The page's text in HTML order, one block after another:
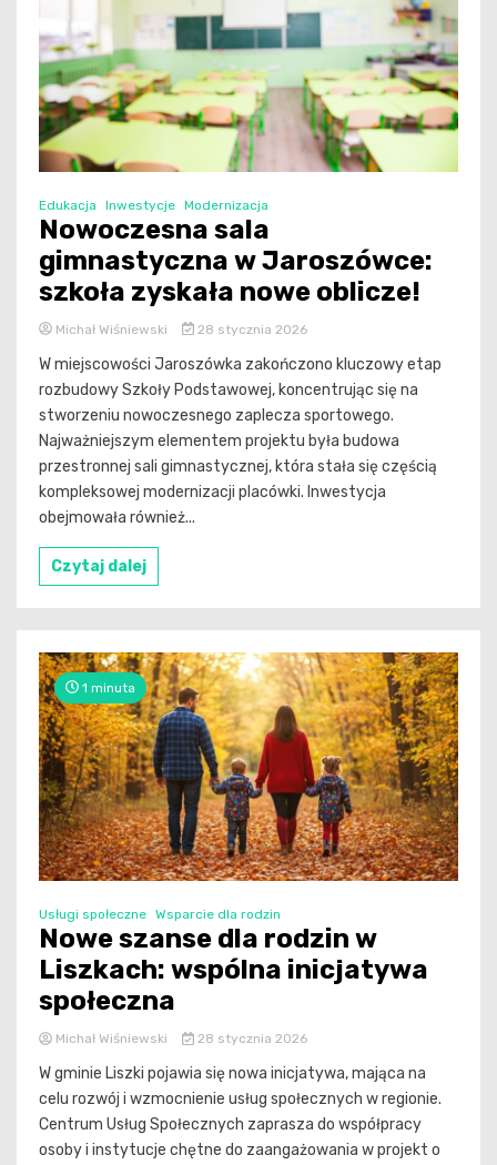
Edukacja Inwestycje Modernizacja
Nowoczesna sala
gimnastyczna w Jaroszówce:
szkoła zyskała nowe oblicze!
Michał Wiśniewski 28 stycznia 2026
W miejscowości Jaroszówka zakończono kluczowy etap
rozbudowy Szkoły Podstawowej, koncentrując się na
stworzeniu nowoczesnego zaplecza sportowego.
Najważniejszym elementem projektu była budowa
przestronnej sali gimnastycznej, która stała się częścią
kompleksowej modernizacji placówki. Inwestycja
obejmowała również...
Czytaj dalej
1 minuta
Usługi społeczne Wsparcie dla rodzin
Nowe szanse dla rodzin w
Liszkach: wspólna inicjatywa
społeczna
Michał Wiśniewski 28 stycznia 2026
W gminie Liszki pojawia się nowa inicjatywa, mająca na
celu rozwój i wzmocnienie usług społecznych w regionie.
Centrum Usług Społecznych zaprasza do współpracy
osoby i instytucje chętne do zaangażowania w projekt o